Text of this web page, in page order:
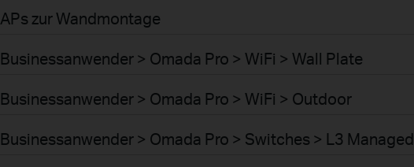
APs zur Wandmontage
Businessanwender > Omada Pro > WiFi > Wall Plate
Businessanwender > Omada Pro > WiFi > Outdoor
Businessanwender > Omada Pro > Switches > L3 Managed